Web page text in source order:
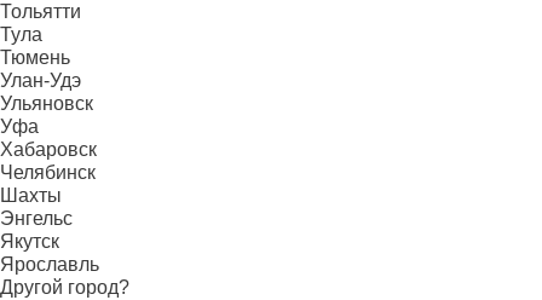
Тольятти
Тула
Тюмень
Улан-Удэ
Ульяновск
Уфа
Хабаровск
Челябинск
Шахты
Энгельс
Якутск
Ярославль
Другой город?